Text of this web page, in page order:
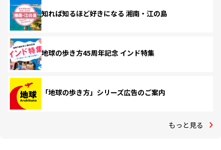
知れば知るほど好きになる 湘南・江の島
地球の歩き方45周年記念 インド特集
「地球の歩き方」シリーズ広告のご案内
もっと見る